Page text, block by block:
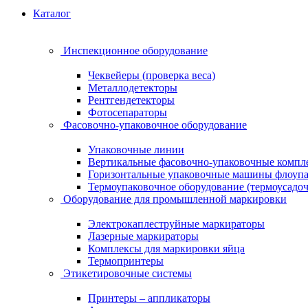
Каталог
Инспекционное оборудование
Чеквейеры (проверка веса)
Металлодетекторы
Рентгендетекторы
Фотосепараторы
Фасовочно-упаковочное оборудование
Упаковочные линии
Вертикальные фасовочно-упаковочные
Горизонтальные упаковочные машины
Термоупаковочное оборудование
Оборудование для промышленной маркировки
Электрокаплеструйные маркираторы
Лазерные маркираторы
Комплексы для маркировки яйца
Термопринтеры
Этикетировочные системы
Принтеры – аппликаторы